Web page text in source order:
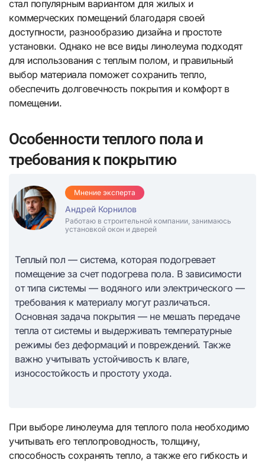
стал популярным вариантом для жилых и
коммерческих помещений благодаря своей
доступности, разнообразию дизайна и простоте
установки. Однако не все виды линолеума подходят
для использования с теплым полом, и правильный
выбор материала поможет сохранить тепло,
обеспечить долговечность покрытия и комфорт в
помещении.
Особенности теплого пола и
требования к покрытию
Мнение эксперта
Андрей Корнилов
Работаю в строительной компании, занимаюсь
установкой окон и дверей
Теплый пол — система, которая подогревает
помещение за счет подогрева пола. В зависимости
от типа системы — водяного или электрического —
требования к материалу могут различаться.
Основная задача покрытия — не мешать передаче
тепла от системы и выдерживать температурные
режимы без деформаций и повреждений. Также
важно учитывать устойчивость к влаге,
износостойкость и простоту ухода.
При выборе линолеума для теплого пола необходимо
учитывать его теплопроводность, толщину,
способность сохранять тепло, а также его гибкость и